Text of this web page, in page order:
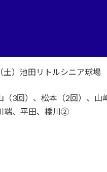
土）池田リトルシニア球場
（3回）、松本（2回）、山
端、平田、橋川②